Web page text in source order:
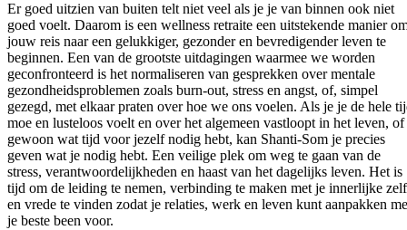
Er goed uitzien van buiten telt niet veel als je je van binnen ook niet
goed voelt. Daarom is een wellness retraite een uitstekende manier
jouw reis naar een gelukkiger, gezonder en bevredigender leven te
beginnen. Een van de grootste uitdagingen waarmee we worden
geconfronteerd is het normaliseren van gesprekken over mentale
gezondheidsproblemen zoals burn-out, stress en angst, of, simpel
gezegd, met elkaar praten over hoe we ons voelen. Als je je de hele
moe en lusteloos voelt en over het algemeen vastloopt in het leven, of
gewoon wat tijd voor jezelf nodig hebt, kan Shanti-Som je precies
geven wat je nodig hebt. Een veilige plek om weg te gaan van de
stress, verantwoordelijkheden en haast van het dagelijks leven. Het is
tijd om de leiding te nemen, verbinding te maken met je innerlijke zelf
en vrede te vinden zodat je relaties, werk en leven kunt aanpakken
je beste been voor.